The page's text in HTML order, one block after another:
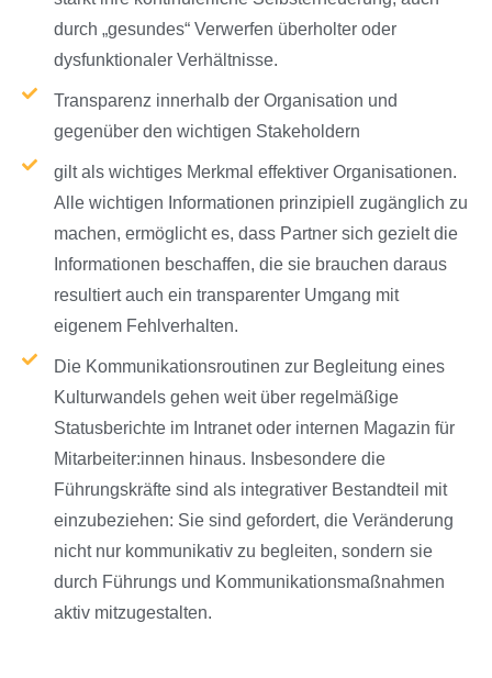
durch „gesundes“ Verwerfen überholter oder
dysfunktionaler Verhältnisse.
Transparenz innerhalb der Organisation und
gegenüber den wichtigen Stakeholdern
gilt als wichtiges Merkmal effektiver Organisationen.
Alle wichtigen Informationen prinzipiell zugänglich zu
machen, ermöglicht es, dass Partner sich gezielt die
Informationen beschaffen, die sie brauchen daraus
resultiert auch ein transparenter Umgang mit
eigenem Fehlverhalten.
Die Kommunikationsroutinen zur Begleitung eines
Kulturwandels gehen weit über regelmäßige
Statusberichte im Intranet oder internen Magazin für
Mitarbeiter:innen hinaus. Insbesondere die
Führungskräfte sind als integrativer Bestandteil mit
einzubeziehen: Sie sind gefordert, die Veränderung
nicht nur kommunikativ zu begleiten, sondern sie
durch Führungs und Kommunikationsmaßnahmen
aktiv mitzugestalten.